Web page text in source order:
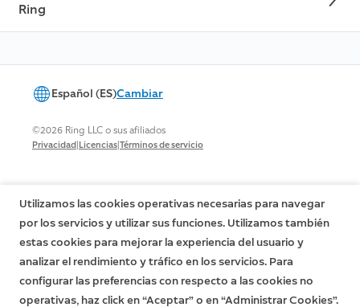
Ring
Español (ES)Cambiar
©2026 Ring LLC o sus afiliados
Privacidad|Licencias|Términos de servicio
Utilizamos las cookies operativas necesarias para navegar
por los servicios y utilizar sus funciones. Utilizamos también
estas cookies para mejorar la experiencia del usuario y
analizar el rendimiento y tráfico en los servicios. Para
configurar las preferencias con respecto a las cookies no
operativas, haz click en “Aceptar” o en “Administrar Cookies”.